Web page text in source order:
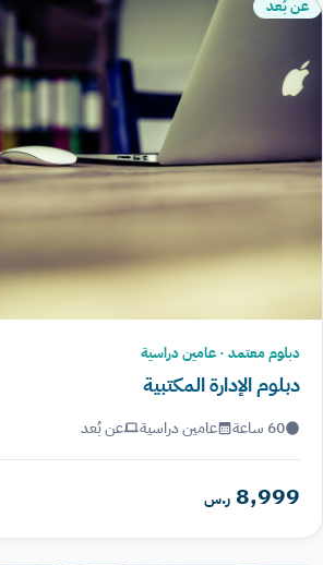
عن بُعد
دبلوم معتمد · عامين دراسية
دبلوم الإدارة المكتبية
60 ساعة عامين دراسية عن بُعد
8,999 ر.س